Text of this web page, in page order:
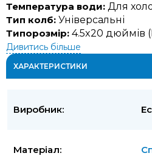
Температура води: Для
Тип колб: Універсальні
Типорозмір: 4.5x20 дюймів
Дивитись більше
ХАРАКТЕРИСТИКИ
Виробник:
Матеріал: